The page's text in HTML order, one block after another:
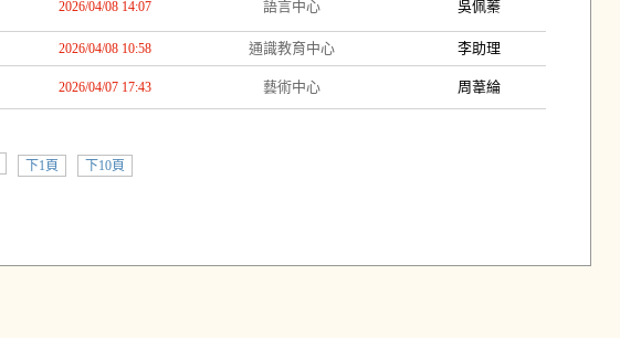
2026/04/08 14:07 語言中心 吳佩蓁
2026/04/08 10:58 通識教育中心 李助理
2026/04/07 17:43 藝術中心 周葦綸
下1頁 下10頁